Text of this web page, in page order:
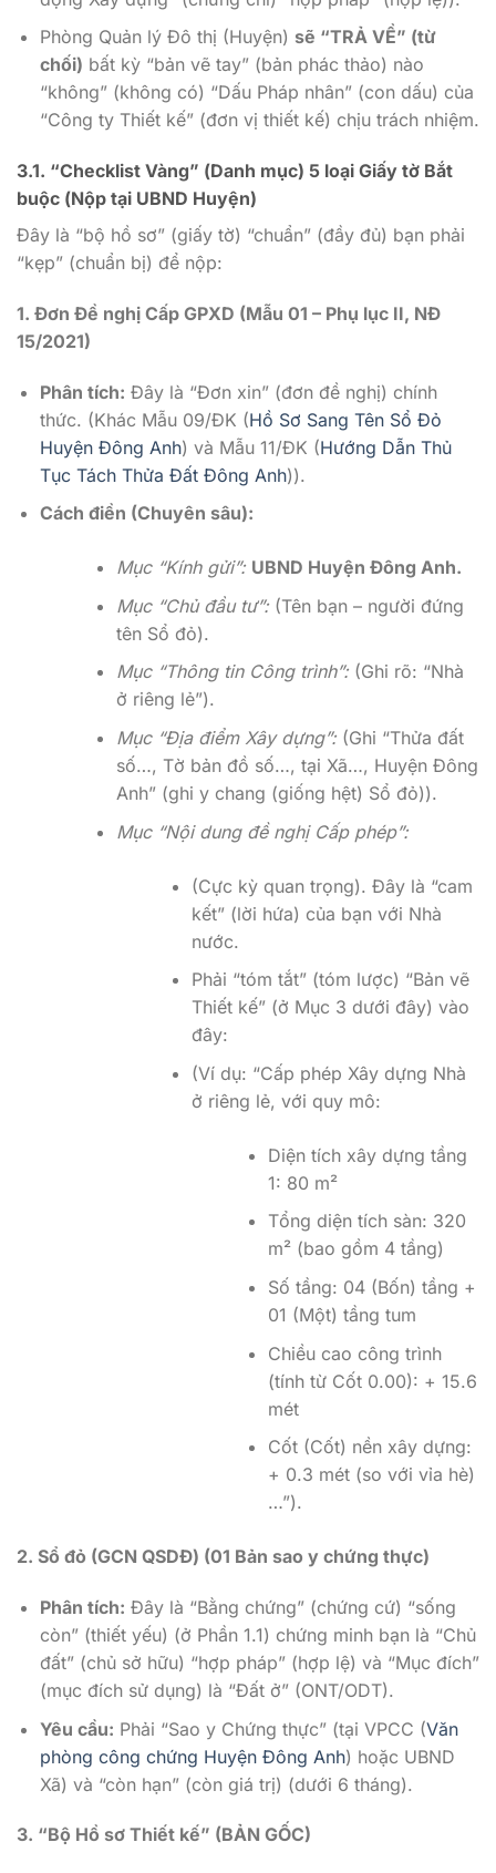
Phòng Quản lý Đô thị (Huyện) sẽ “TRẢ VỀ” (từ
chối) bất kỳ “bản vẽ tay” (bản phác thảo) nào
“không” (không có) “Dấu Pháp nhân” (con dấu) của
“Công ty Thiết kế” (đơn vị thiết kế) chịu trách nhiệm.
3.1. “Checklist Vàng” (Danh mục) 5 loại Giấy tờ Bắt
buộc (Nộp tại UBND Huyện)
Đây là “bộ hồ sơ” (giấy tờ) “chuẩn” (đầy đủ) bạn phải
“kẹp” (chuẩn bị) để nộp:
1. Đơn Đề nghị Cấp GPXD (Mẫu 01 – Phụ lục II, NĐ
15/2021)
Phân tích: Đây là “Đơn xin” (đơn đề nghị) chính
thức. (Khác Mẫu 09/ĐK (Hồ Sơ Sang Tên Sổ Đỏ
Huyện Đông Anh) và Mẫu 11/ĐK (Hướng Dẫn Thủ
Tục Tách Thửa Đất Đông Anh)).
Cách điền (Chuyên sâu):
Mục “Kính gửi”: UBND Huyện Đông Anh.
Mục “Chủ đầu tư”:(Tên bạn – người đứng
tên Sổ đỏ).
Mục “Thông tin Công trình”:(Ghi rõ: “Nhà
ở riêng lẻ”).
Mục “Địa điểm Xây dựng”:(Ghi “Thửa đất
số…, Tờ bản đồ số…, tại Xã…, Huyện Đông
Anh” (ghi y chang (giống hệt) Sổ đỏ)).
Mục “Nội dung đề nghị Cấp phép”:
(Cực kỳ quan trọng). Đây là “cam
kết” (lời hứa) của bạn với Nhà
nước.
Phải “tóm tắt” (tóm lược) “Bản vẽ
Thiết kế” (ở Mục 3 dưới đây) vào
đây:
(Ví dụ: “Cấp phép Xây dựng Nhà
ở riêng lẻ, với quy mô:
Diện tích xây dựng tầng
1: 80 m²
Tổng diện tích sàn: 320
m² (bao gồm 4 tầng)
Số tầng: 04 (Bốn) tầng +
01 (Một) tầng tum
Chiều cao công trình
(tính từ Cốt 0.00): + 15.6
mét
Cốt (Cốt) nền xây dựng:
+ 0.3 mét (so với vỉa hè)
…”).
2. Sổ đỏ (GCN QSDĐ) (01 Bản sao y chứng thực)
Phân tích: Đây là “Bằng chứng” (chứng cứ) “sống
còn” (thiết yếu) (ở Phần 1.1) chứng minh bạn là “Chủ
đất” (chủ sở hữu) “hợp pháp” (hợp lệ) và “Mục đích”
(mục đích sử dụng) là “Đất ở” (ONT/ODT).
Yêu cầu: Phải “Sao y Chứng thực” (tại VPCC (Văn
phòng công chứng Huyện Đông Anh) hoặc UBND
Xã) và “còn hạn” (còn giá trị) (dưới 6 tháng).
3. “Bộ Hồ sơ Thiết kế” (BẢN GỐC)